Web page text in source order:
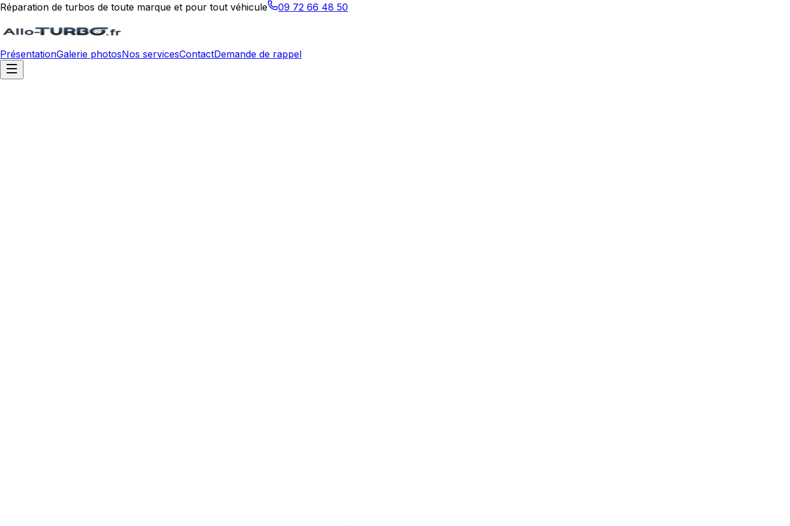
Réparation de turbos de toute marque et pour tout véhicule 09 72 66 48 50
PrésentationGalerie photosNos servicesContactDemande de rappel